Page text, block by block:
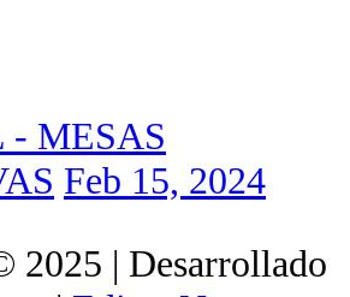
- MESAS
Feb 15, 2024
2025 | Desarrollado